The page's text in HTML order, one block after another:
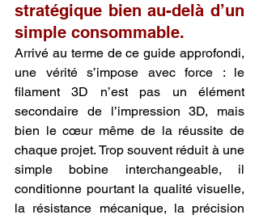
stratégique bien au-delà d’un
simple consommable.
Arrivé au terme de ce guide approfondi,
une vérité s’impose avec force : le
filament 3D n’est pas un élément
secondaire de l’impression 3D, mais
bien le cœur même de la réussite de
chaque projet. Trop souvent réduit à une
simple bobine interchangeable, il
conditionne pourtant la qualité visuelle,
la résistance mécanique, la précision